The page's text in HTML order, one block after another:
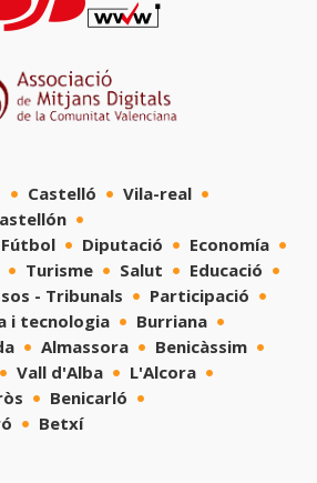
Castelló
Vila-real
Diputació
Economía
Turisme Salut
Educació
- Tribunals
Participació
i tecnologia
Burriana
Almassora
Benicàssim
Vall d'Alba
L'Alcora
Benicarló
Betxí